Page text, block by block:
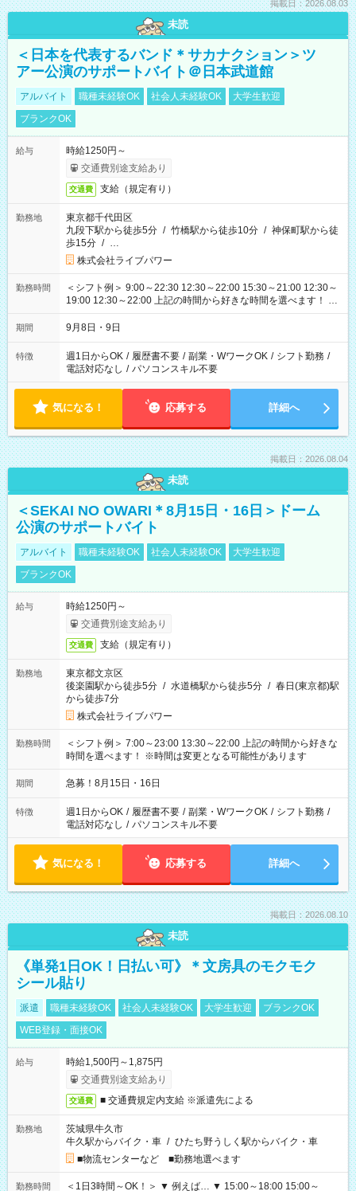
掲載日：2026.08.03
未読
＜日本を代表するバンド＊サカナクション＞ツ
アー公演のサポートバイト＠日本武道館
アルバイト 職種未経験OK 社会人未経験OK
大学生歓迎
ブランクOK
給与
時給1250円～
交通費別途支給あり
交通費 支給（規定有り）
勤務地
東京都千代田区
九段下駅から徒歩5分 / 竹橋駅から徒歩10分 / 神保町駅から徒
歩15分 / …
株式会社ライブパワー
勤務時間
＜シフト例＞ 9:00～22:30 12:30～22:00 15:30～21:00 12:30～
19:00 12:30～22:00 上記の時間から好きな時間を選べます！ ※
時間は変更となる可能性があります
期間 9月8日・9日
特徴 週1日からOK / 履歴書不要 / 副業・WワークOK / シフト勤務 /
電話対応なし / パソコンスキル不要
気になる！ 応募する 詳細へ
掲載日：2026.08.04
未読
＜SEKAI NO OWARI＊8月15日・16日＞ドーム
公演のサポートバイト
アルバイト 職種未経験OK 社会人未経験OK
大学生歓迎
ブランクOK
給与
時給1250円～
交通費別途支給あり
交通費 支給（規定有り）
勤務地
東京都文京区
後楽園駅から徒歩5分 / 水道橋駅から徒歩5分 / 春日(東京都)駅
から徒歩7分
株式会社ライブパワー
勤務時間
＜シフト例＞ 7:00～23:00 13:30～22:00 上記の時間から好きな
時間を選べます！ ※時間は変更となる可能性があります
期間 急募！8月15日・16日
特徴 週1日からOK / 履歴書不要 / 副業・WワークOK / シフト勤務 /
電話対応なし / パソコンスキル不要
気になる！ 応募する 詳細へ
掲載日：2026.08.10
未読
《単発1日OK！日払い可》＊文房具のモクモク
シール貼り
派遣 職種未経験OK 社会人未経験OK 大学生歓迎
ブランクOK
WEB登録・面接OK
給与
時給1,500円～1,875円
交通費別途支給あり
交通費 ■ 交通費規定内支給 ※派遣先による
勤務地
茨城県牛久市
牛久駅からバイク・車 / ひたち野うしく駅からバイク・車
■物流センターなど ■勤務地選べます
勤務時間 ＜1日3時間～OK！＞ ▼ 例えば… ▼ 15:00～18:00 15:00～